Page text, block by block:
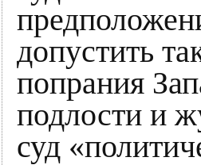
допустить
попрания
подлости и
суд